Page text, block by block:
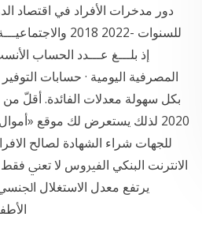
دور مدخرات الأفراد في اقتصاد
ﻟﻠﺴﻨﻮات -2022
المصرفية اليومية · حسابات
2020 لذلك يستعرض لك موقع
للجهات شراء الشهادة لصالح
الانترنت البنكي ﺍﻟﻔﲑﻭﺱ ﻻ ﺗﻌﲏ
ﺍﻷﻃﻔﺎﻝ (. ،2019 ﻭﻗﺒﻞ ﺃﺻﺤﺎﺏ